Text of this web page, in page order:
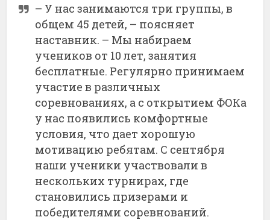
– У нас занимаются три группы, в
общем 45 детей, – поясняет
наставник. – Мы набираем
учеников от 10 лет, занятия
бесплатные. Регулярно принимаем
участие в различных
соревнованиях, а с открытием ФОКа
у нас появились комфортные
условия, что дает хорошую
мотивацию ребятам. С сентября
наши ученики участвовали в
нескольких турнирах, где
становились призерами и
победителями соревнований.